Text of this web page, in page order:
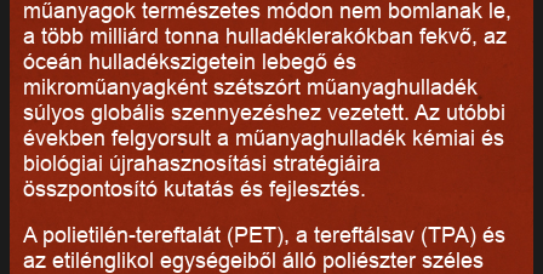
műanyagok természetes módon nem bomlanak le,
a több milliárd tonna hulladéklerakókban fekvő, az
óceán hulladékszigetein lebegő és
mikroműanyagként szétszórt műanyaghulladék
súlyos globális szennyezéshez vezetett. Az utóbbi
években felgyorsult a műanyaghulladék kémiai és
biológiai újrahasznosítási stratégiáira
összpontosító kutatás és fejlesztés.
A polietilén-tereftalát (PET), a tereftálsav (TPA) és
az etilénglikol egységeiből álló poliészter széles